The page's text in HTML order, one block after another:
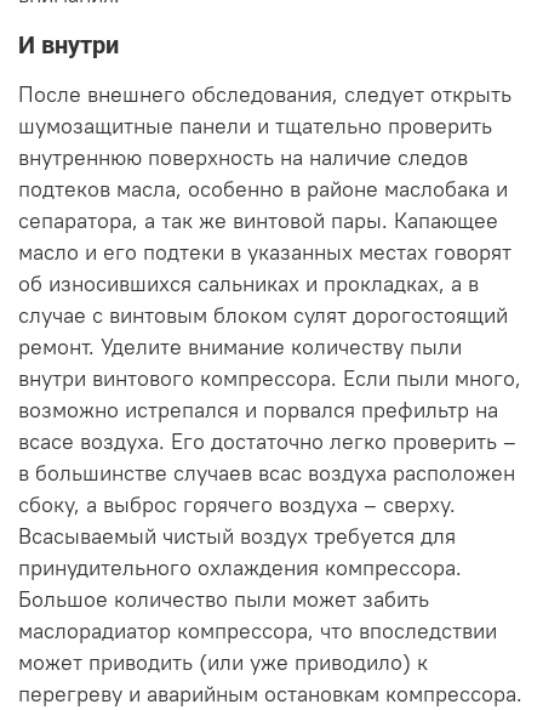
И внутри
После внешнего обследования, следует открыть
шумозащитные панели и тщательно проверить
внутреннюю поверхность на наличие следов
подтеков масла, особенно в районе маслобака и
сепаратора, а так же винтовой пары. Капающее
масло и его подтеки в указанных местах говорят
об износившихся сальниках и прокладках, а в
случае с винтовым блоком сулят дорогостоящий
ремонт. Уделите внимание количеству пыли
внутри винтового компрессора. Если пыли много,
возможно истрепался и порвался префильтр на
всасе воздуха. Его достаточно легко проверить –
в большинстве случаев всас воздуха расположен
сбоку, а выброс горячего воздуха – сверху.
Всасываемый чистый воздух требуется для
принудительного охлаждения компрессора.
Большое количество пыли может забить
маслорадиатор компрессора, что впоследствии
может приводить (или уже приводило) к
перегреву и аварийным остановкам компрессора.